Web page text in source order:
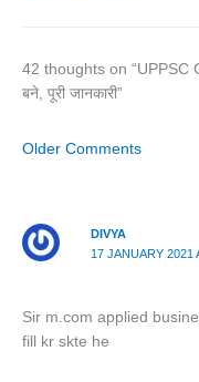
42 thoughts on “UPPSC
बने, पूरी जानकारी”
Older Comments
DIVYA
17 JANUARY 2021
Sir m.com applied
fill kr skte he